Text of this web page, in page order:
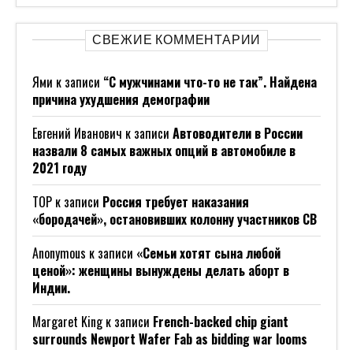
СВЕЖИЕ КОММЕНТАРИИ
Ями к записи “С мужчинами что-то не так”. Найдена
причина ухудшения демографии
Евгений Иванович к записи Автоводители в России
назвали 8 самых важных опций в автомобиле в
2021 году
ТОР к записи Россия требует наказания
«бородачей», остановивших колонну участников СВ
Anonymous к записи «Семьи хотят сына любой
ценой»: женщины вынуждены делать аборт в
Индии.
Margaret Kingк записи French-backed chip giant
surrounds Newport Wafer Fab as bidding war looms